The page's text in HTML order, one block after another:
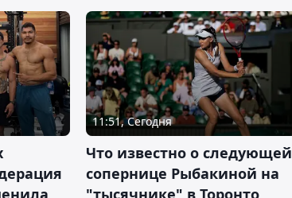
11:51, Сегодня
Что известно о следующей
сопернице Рыбакиной на